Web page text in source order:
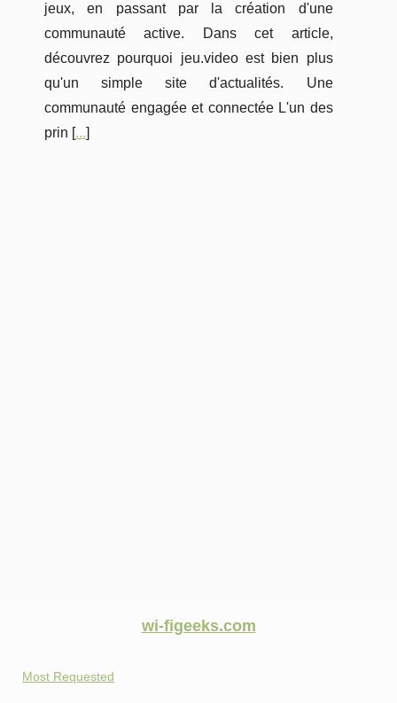
jeux, en passant par la création d'une
communauté active. Dans cet article,
découvrez pourquoi jeu.video est bien plus
qu'un simple site d'actualités. Une
communauté engagée et connectée L'un des
prin [...]
wi-figeeks.com
Most Requested